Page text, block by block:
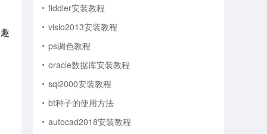
fiddler安装教程
visio2013安装教程
ps调色教程
oracle数据库安装教程
sql2000安装教程
bt种子的使用方法
autocad2018安装教程